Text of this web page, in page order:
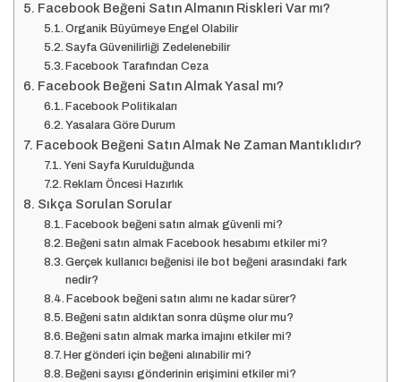
Facebook Beğeni Satın Almanın Riskleri Var mı?
Organik Büyümeye Engel Olabilir
Sayfa Güvenilirliği Zedelenebilir
Facebook Tarafından Ceza
Facebook Beğeni Satın Almak Yasal mı?
Facebook Politikaları
Yasalara Göre Durum
Facebook Beğeni Satın Almak Ne Zaman Mantıklıdır?
Yeni Sayfa Kurulduğunda
Reklam Öncesi Hazırlık
Sıkça Sorulan Sorular
Facebook beğeni satın almak güvenli mi?
Beğeni satın almak Facebook hesabımı etkiler mi?
Gerçek kullanıcı beğenisi ile bot beğeni arasındaki fark
nedir?
Facebook beğeni satın alımı ne kadar sürer?
Beğeni satın aldıktan sonra düşme olur mu?
Beğeni satın almak marka imajını etkiler mi?
Her gönderi için beğeni alınabilir mi?
Beğeni sayısı gönderinin erişimini etkiler mi?